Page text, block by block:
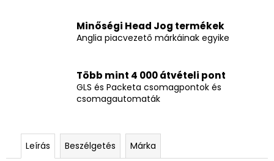
Minőségi Head Jog termékek
Anglia piacvezető márkáinak egyike
Több mint 4 000 átvételi pont
GLS és Packeta csomagpontok és
csomagautomaták
Leírás Beszélgetés Márka